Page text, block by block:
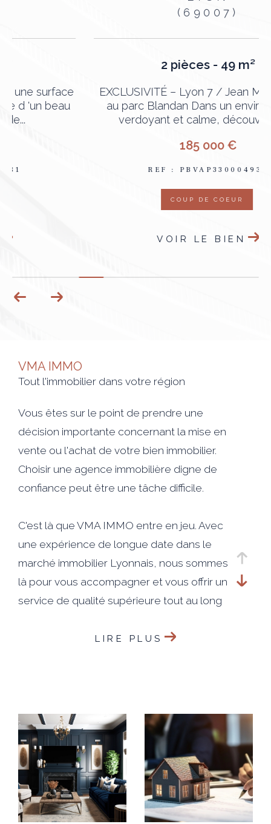
2 pièces - 49 m²
EXCLUSIVITÉ – Lyon 7 / Jean Macé – Face
au parc Blandan Dans un environnement
verdoyant et calme, découvrez ce...
REF : PBVAP330004939
VOIR LE BIEN
VMA IMMO
Tout l'immobilier dans votre région
Vous êtes sur le point de prendre une
décision importante concernant la mise en
vente ou l'achat de votre bien immobilier.
Choisir une agence immobilière digne de
confiance peut être une tâche difficile.
C'est là que VMA IMMO entre en jeu. Avec
une expérience de longue date dans le
marché immobilier Lyonnais, nous sommes
là pour vous accompagner et vous offrir un
service de qualité supérieure tout au long
relâche pour vous aider à atteindre vos
objectifs et réaliser votre projet de vente
de manière efficace.
En faisant appel à notre agence, vous
bénéficierez d'une visibilité exceptionnelle
LIRE PLUS